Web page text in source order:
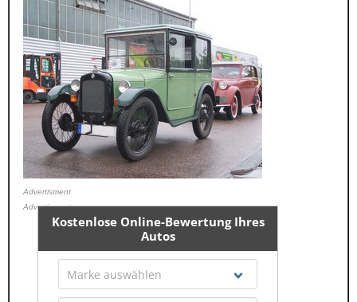
Advertisment
Advertisment